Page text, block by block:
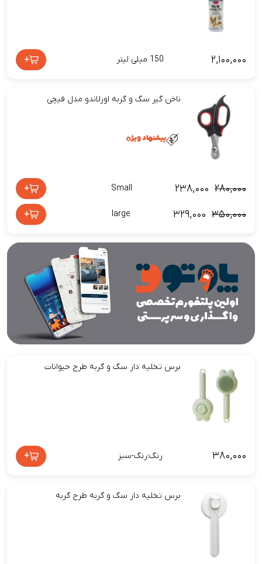
۲,۱۰۰,۰۰۰ 150 میلی لیتر +
ناخن گیر سگ و گربه اورلاندو مدل قیچی
۲۸۰,۰۰۰ ۲۳۸,۰۰۰ Small
+
۳۵۰,۰۰۰ ۳۲۹,۰۰۰ large
+
برس تخلیه دار سگ و گربه طرح حیوانات
۳۸۰,۰۰۰ رنگ:رنگ-سبز +
برس تخلیه دار سگ و گربه طرح گربه